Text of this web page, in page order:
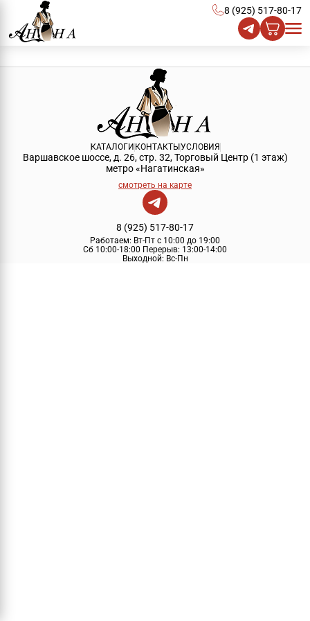
8 (925) 517-80-17
КАТАЛОГИ КОНТАКТЫУСЛОВИЯ
Варшавское шоссе, д. 26, стр. 32, Торговый Центр (1 этаж)
метро «Нагатинская»
смотреть на карте
8 (925) 517-80-17
Работаем: Вт-Пт с 10:00 до 19:00
Сб 10:00-18:00 Перерыв: 13:00-14:00
Выходной: Вс-Пн